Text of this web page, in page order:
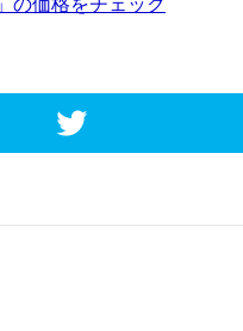
の価格をチェック